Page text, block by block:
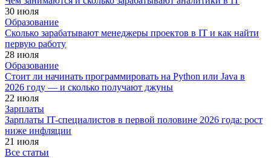
30 июля
Образование
Сколько зарабатывают менеджеры проектов в IT и как найти
первую работу
28 июля
Образование
Стоит ли начинать программировать на Python или Java в
2026 году — и сколько получают джуны
22 июля
Зарплаты
Зарплаты IT-специалистов в первой половине 2026 года: рост
ниже инфляции
21 июля
Все статьи